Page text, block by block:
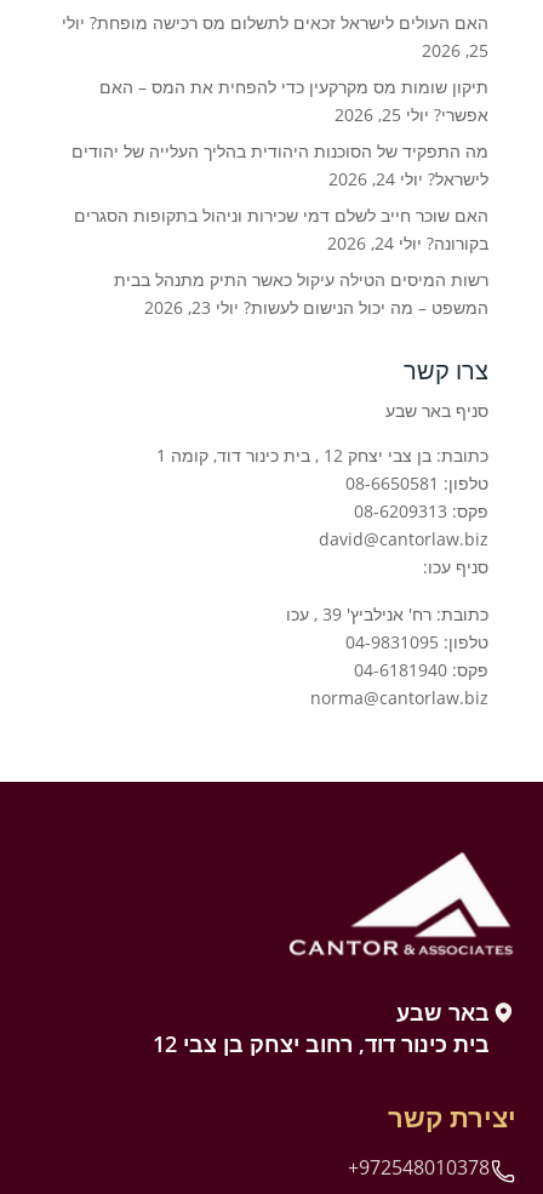
האם העולים לישראל זכאים לתשלום מס רכישה מופחת? יולי
25, 2026
תיקון שומות מס מקרקעין כדי להפחית את המס – האם
אפשרי? יולי 25, 2026
מה התפקיד של הסוכנות היהודית בהליך העלייה של יהודים
לישראל? יולי 24, 2026
האם שוכר חייב לשלם דמי שכירות וניהול בתקופות הסגרים
בקורונה? יולי 24, 2026
רשות המיסים הטילה עיקול כאשר התיק מתנהל בבית
המשפט – מה יכול הנישום לעשות? יולי 23, 2026
צרו קשר
סניף באר שבע
כתובת: בן צבי יצחק 12 , בית כינור דוד, קומה 1
טלפון: 08-6650581
פקס: 08-6209313
david@cantorlaw.biz
סניף עכו:
כתובת: רח' אנילביץ' 39 , עכו
טלפון: 04-9831095
פקס: 04-6181940
norma@cantorlaw.biz
באר שבע
בית כינור דוד, רחוב יצחק בן צבי 12
יצירת קשר
+972548010378